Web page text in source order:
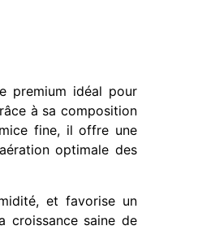
premium idéal pour
à sa composition
fine, il offre une
optimale des
et favorise un
croissance saine de